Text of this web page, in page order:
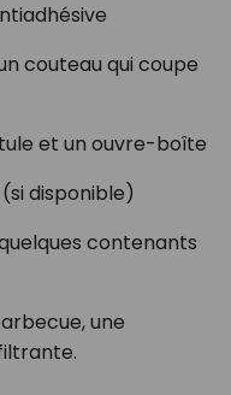
couteau qui coupe
et un ouvre-boîte
disponible)
contenants
une